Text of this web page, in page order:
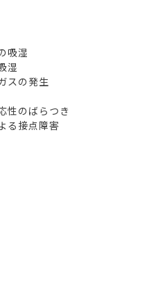
吸湿
湿
の発生
のばらつき
接点障害